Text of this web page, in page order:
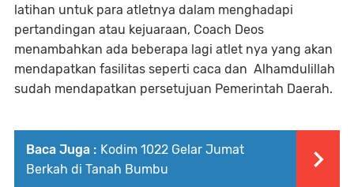
latihan untuk para atletnya dalam menghadapi
pertandingan atau kejuaraan, Coach Deos
menambahkan ada beberapa lagi atlet nya yang akan
mendapatkan fasilitas seperti caca dan Alhamdulillah
sudah mendapatkan persetujuan Pemerintah Daerah.
Baca Juga : Kodim 1022 Gelar Jumat
Berkah di Tanah Bumbu